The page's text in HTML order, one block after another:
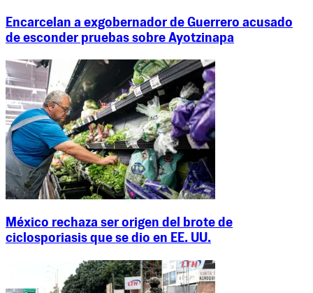
Encarcelan a exgobernador de Guerrero acusado
de esconder pruebas sobre Ayotzinapa
México rechaza ser origen del brote de
ciclosporiasis que se dio en EE. UU.